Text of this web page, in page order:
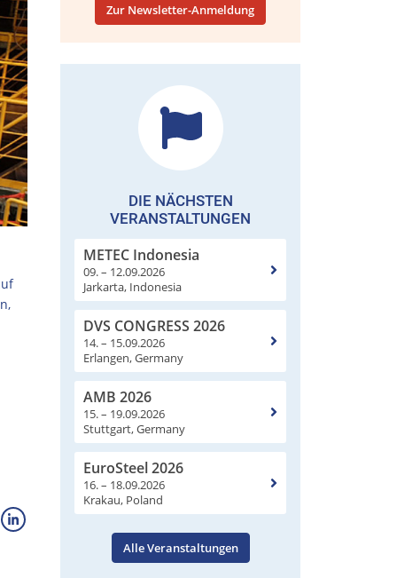
Zur Newsletter-Anmeldung
DIE NÄCHSTEN
VERANSTALTUNGEN
METEC Indonesia
09. – 12.09.2026
Jarkarta, Indonesia
DVS CONGRESS 2026
14. – 15.09.2026
Erlangen, Germany
AMB 2026
15. – 19.09.2026
Stuttgart, Germany
EuroSteel 2026
16. – 18.09.2026
Krakau, Poland
Alle Veranstaltungen